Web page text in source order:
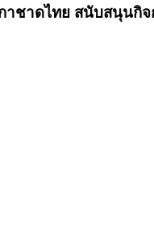
ชาดไทย สนับสนุนกิจ